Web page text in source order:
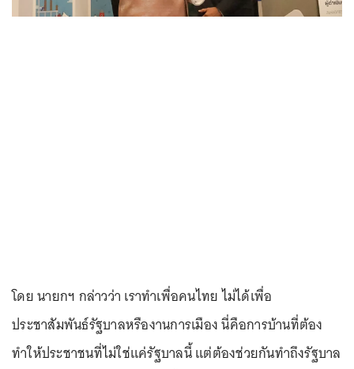
โดย นายกฯ กล่าวว่า เราทำเพื่อคนไทย ไม่ได้เพื่อ
ประชาสัมพันธ์รัฐบาลหรืองานการเมือง นี่คือการบ้านที่ต้อง
ทำให้ประชาชนที่ไม่ใช่แค่รัฐบาลนี้ แต่ต้องช่วยกันทำถึงรัฐบาล